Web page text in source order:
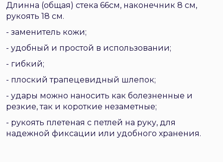
Длинна (общая) стека 66см, наконечник 8 см,
рукоять 18 см.
- заменитель кожи;
- удобный и простой в использовании;
- гибкий;
- плоский трапецевидный шлепок;
- удары можно наносить как болезненные и
резкие, так и короткие незаметные;
- рукоять плетеная с петлей на руку, для
надежной фиксации или удобного хранения.